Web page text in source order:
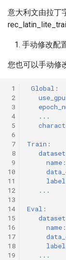
意大利文由拉丁
手动修改配
您也可以手动修
1
2
3
4
5
6
7
8
9
10
11
12
13
14
15
16
17
18
19
Global :
use_gpu
...
Train :
dataset
name :
...
Eval :
dataset
name :
...